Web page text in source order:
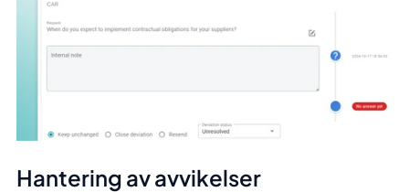
Hantering av avvikelser